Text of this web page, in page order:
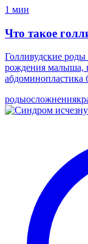
1 мин
Что такое
Голливудские
рождения малыша,
абдоминопластика
родыосложнения